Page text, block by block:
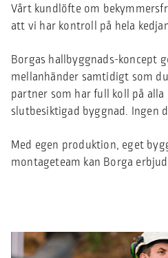
Vårt kundlöfte om
att vi har kontroll på hela
Borgas hallbyggnads-koncept
mellanhänder samtidigt som
partner som har full koll på
slutbesiktigad byggnad. Ingen
Med egen produktion, eget
montageteam kan Borga